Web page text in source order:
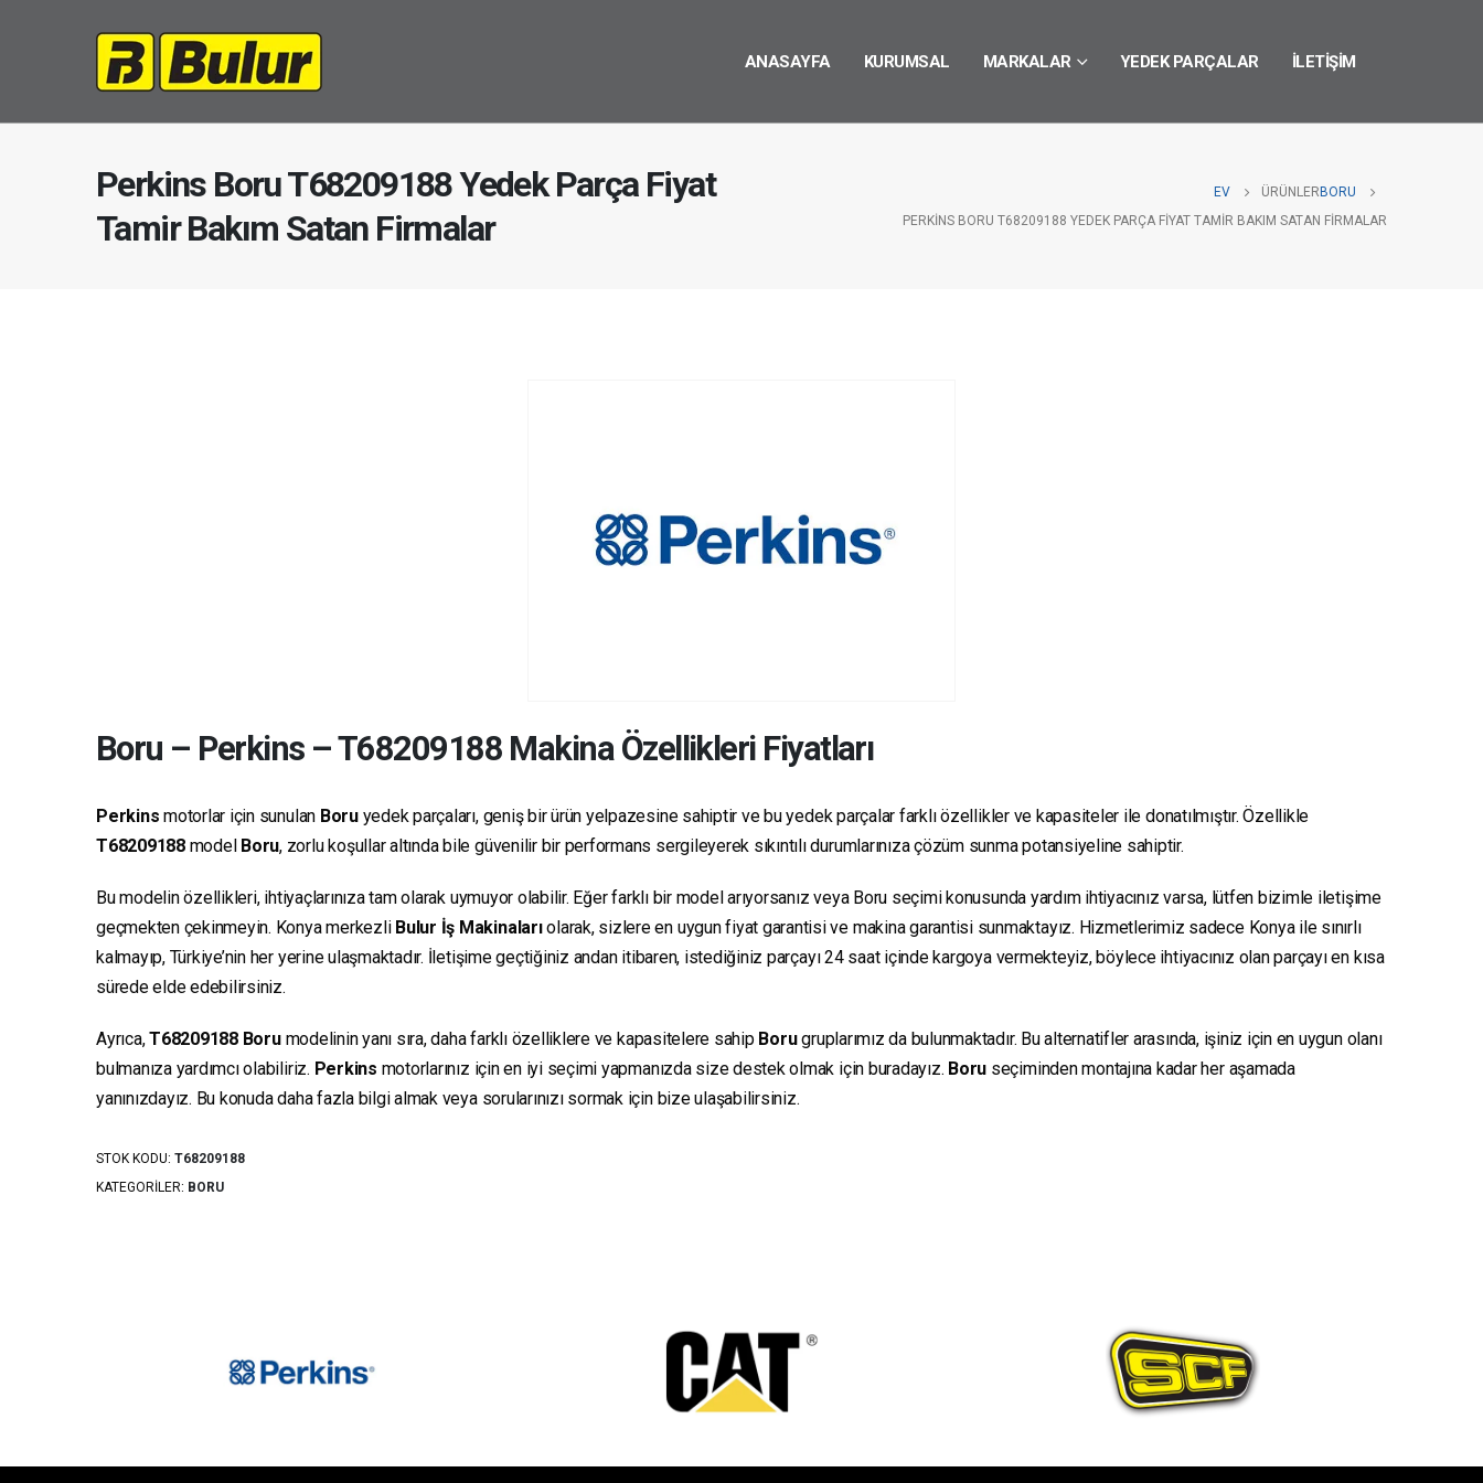
ANASAYFA KURUMSAL MARKALAR YEDEK PARÇALAR İLETIŞIM
Perkins Boru T68209188 Yedek Parça Fiyat
Tamir Bakım Satan Firmalar
EV ÜRÜNLER BORU
PERKINS BORU T68209188 YEDEK PARÇA FIYAT TAMIR BAKIM SATAN FIRMALAR
Boru – Perkins–T68209188 Makina Özellikleri Fiyatları
Perkins motorlar için sunulan Boruyedek parçaları, geniş bir ürün yelpazesine sahiptir ve bu yedek parçalar farklı özellikler ve kapasiteler ile donatılmıştır. Özellikle
T68209188model Boru, zorlu koşullar altında bile güvenilir bir performans sergileyerek sıkıntılı durumlarınıza çözüm sunma potansiyeline sahiptir.
Bu modelin özellikleri, ihtiyaçlarınıza tam olarak uymuyor olabilir. Eğer farklı bir model arıyorsanız veya Boru seçimi konusunda yardım ihtiyacınız varsa, lütfen bizimle iletişime
geçmekten çekinmeyin. Konya merkezli Bulur İş Makinalarıolarak, sizlere en uygun fiyat garantisi ve makina garantisi sunmaktayız. Hizmetlerimiz sadece Konya ile sınırlı
kalmayıp, Türkiye’nin her yerine ulaşmaktadır. İletişime geçtiğiniz andan itibaren, istediğiniz parçayı 24 saat içinde kargoya vermekteyiz, böylece ihtiyacınız olan parçayı en kısa
sürede elde edebilirsiniz.
Ayrıca,T68209188 Borumodelinin yanı sıra, daha farklı özelliklere ve kapasitelere sahip Borugruplarımız da bulunmaktadır. Bu alternatifler arasında, işiniz için en uygun olanı
bulmanıza yardımcı olabiliriz. Perkins motorlarınız için en iyi seçimi yapmanızda size destek olmak için buradayız. Boru seçiminden montajına kadar her aşamada
yanınızdayız. Bu konuda daha fazla bilgi almak veya sorularınızı sormak için bize ulaşabilirsiniz.
STOK KODU: T68209188
KATEGORILER: BORU